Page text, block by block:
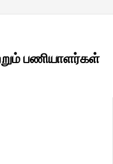
பணியாளர்கள்